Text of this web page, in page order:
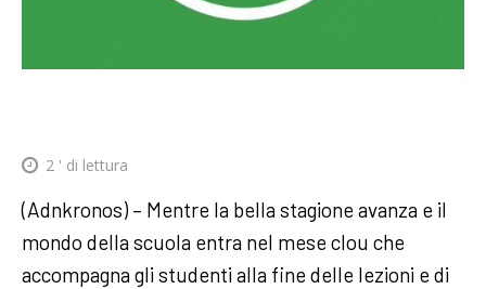
2 ' di lettura
(Adnkronos) – Mentre la bella stagione avanza e il
mondo della scuola entra nel mese clou che
accompagna gli studenti alla fine delle lezioni e di